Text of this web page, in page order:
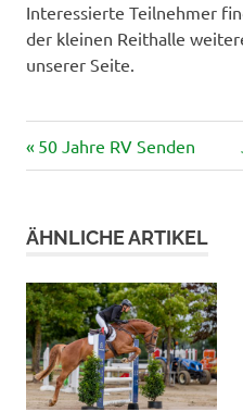
Interessierte Teilnehmer
der kleinen Reithalle
unserer Seite.
Vorheriger
Beitrag:
50 Jahre RV Senden
ÄHNLICHE ARTIKEL